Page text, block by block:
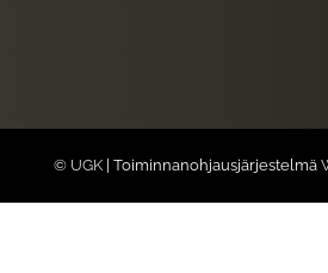
© UGK | Toiminnanohjausjärjestelmä